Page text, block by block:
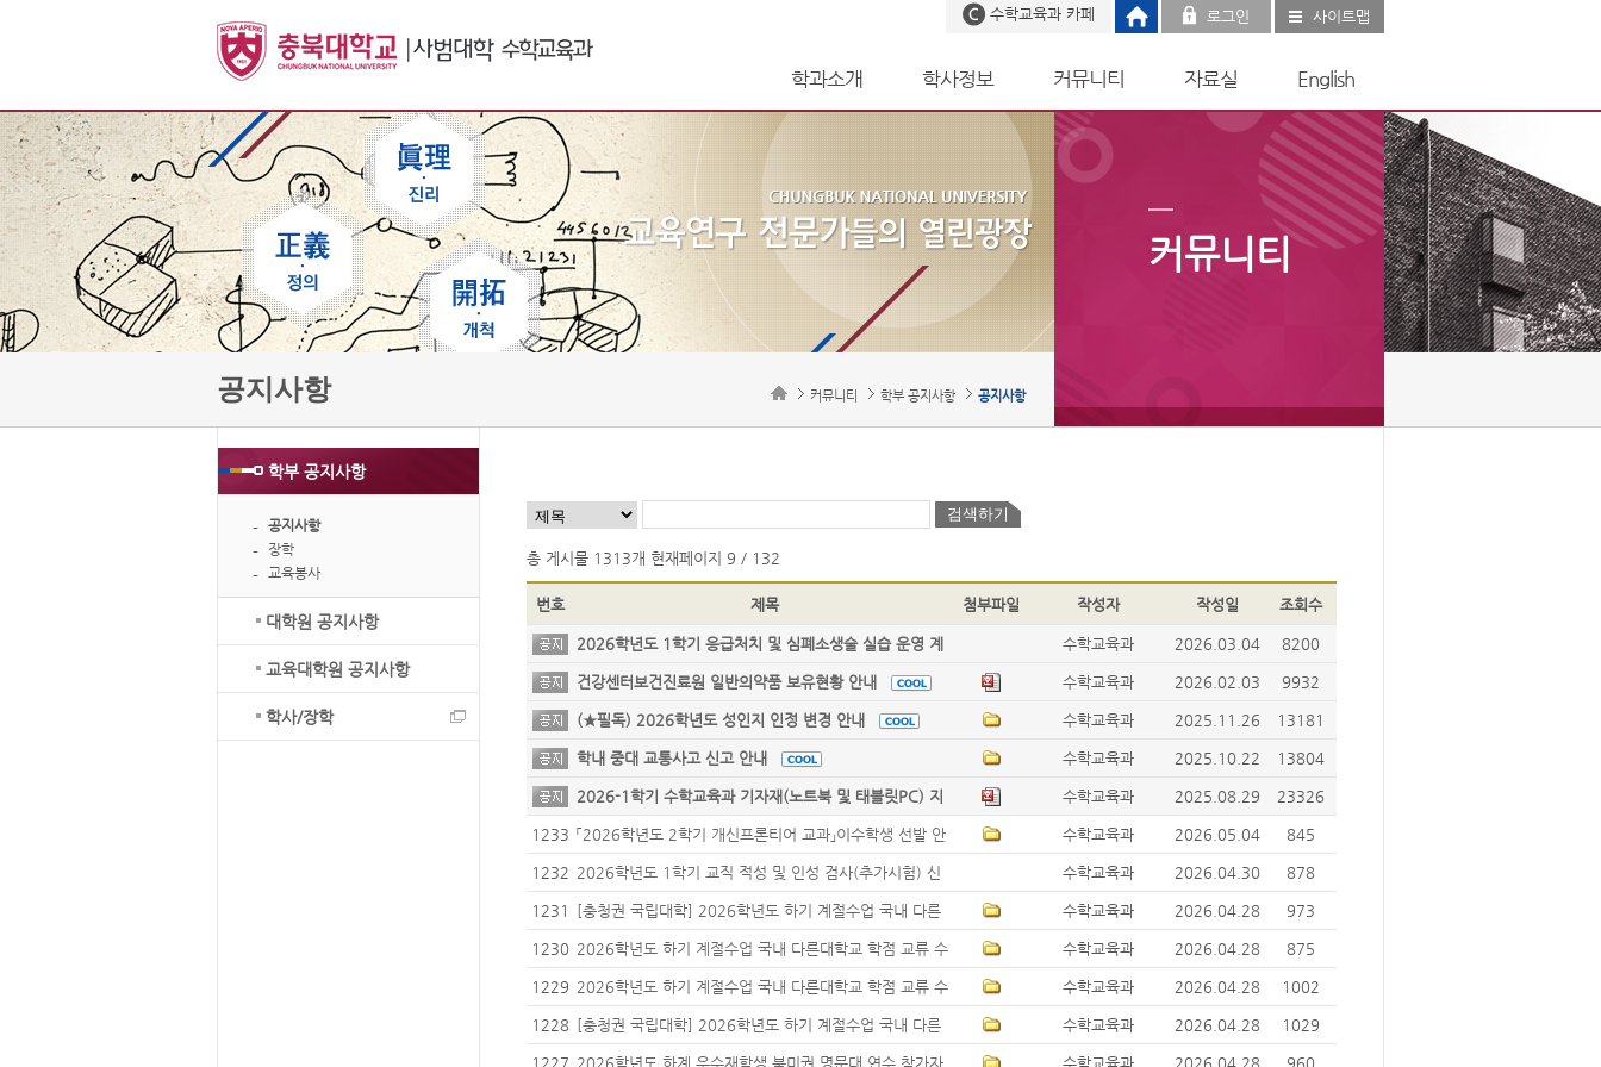
수학교육과 카페 로그인 사이트맵
학과소개 학사정보 커뮤니티 자료실 English
커뮤니티
학부 공지사항
공지사항
장학
교육봉사
대학원 공지사항
교육대학원 공지사항
학사/장학
공지사항 커뮤니티 학부 공지사항 공지사항
총 게시물 1313개 현재페이지 9 / 132
번호 제목 첨부파일 작성자 작성일 조회수
2026학년도 1학기 응급처치 및 심폐소생술 실습 운영 계
수학교육과 2026.03.04 8200
건강센터보건진료원 일반의약품 보유현황 안내 수학교육과 2026.02.03 9932
(★필독) 2026학년도 성인지 인정 변경 안내 수학교육과 2025.11.26 13181
학내 중대 교통사고 신고 안내 수학교육과 2025.10.22 13804
2026-1학기 수학교육과 기자재(노트북 및 태블릿PC) 지
원 프로그램 신청 안내
수학교육과 2025.08.29 23326
1233 「2026학년도 2학기 개신프론티어 교과」이수학생 선발 안
내
수학교육과 2026.05.04 845
1232 2026학년도 1학기 교직 적성 및 인성 검사(추가시험) 신
청 안내
수학교육과 2026.04.30 878
1231
[충청권 국립대학] 2026학년도 하기 계절수업 국내 다른
대학교 학점 교류 안내(1차)
수학교육과 2026.04.28 973
1230 2026학년도 하기 계절수업 국내 다른대학교 학점 교류 수
학 안내(3차)
수학교육과 2026.04.28 875
1229 2026학년도 하기 계절수업 국내 다른대학교 학점 교류 수
학 안내(4차)
수학교육과 2026.04.28 1002
1228 [충청권 국립대학] 2026학년도 하기 계절수업 국내 다른
대학교 학점 교류 안내(2차)
수학교육과 2026.04.28 1029
1227 2026학년도 하계 우수재학생 북미권 명문대 연수 참가자 수학교육과 2026.04.28 960